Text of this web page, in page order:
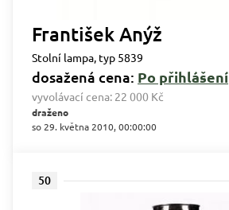
František Anýž
Stolní lampa, typ 5839
dosažená cena: Po přihlášení
vyvolávací cena: 22 000 Kč
draženo
so 29. května 2010, 00:00:00
50